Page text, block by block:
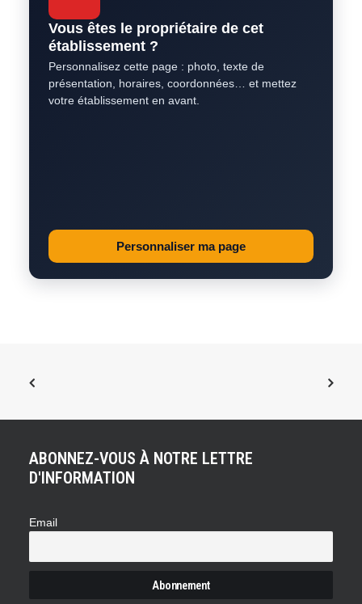
Vous êtes le propriétaire de cet
établissement ?
Personnalisez cette page : photo, texte de
présentation, horaires, coordonnées… et mettez
votre établissement en avant.
Personnaliser ma page
ABONNEZ-VOUS À NOTRE LETTRE
D'INFORMATION
Email